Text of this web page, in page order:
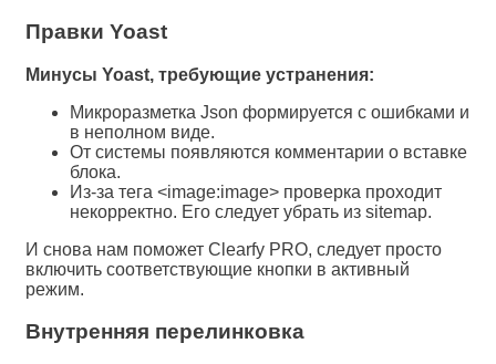
Правки Yoast
Минусы Yoast, требующие устранения:
Микроразметка Json формируется с ошибками и
в неполном виде.
От системы появляются комментарии о вставке
блока.
Из-за тега <image:image> проверка проходит
некорректно. Его следует убрать из sitemap.
И снова нам поможет Clearfy PRO, следует просто
включить соответствующие кнопки в активный
режим.
Внутренняя перелинковка